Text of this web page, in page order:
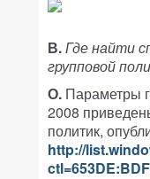
В.Где найти
групповой
О. Параметры
2008
политик,
http://